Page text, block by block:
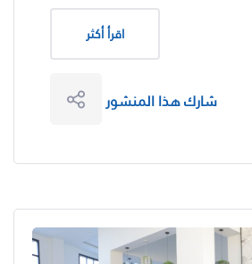
اقرأ أكثر
شارك هذا المنشور